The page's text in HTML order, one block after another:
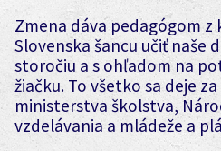
Zmena dáva pedagógom z
Slovenska šancu učiť naše
storočiu a s ohľadom na
žiačku. To všetko sa deje
ministerstva školstva,
vzdelávania a mládeže a